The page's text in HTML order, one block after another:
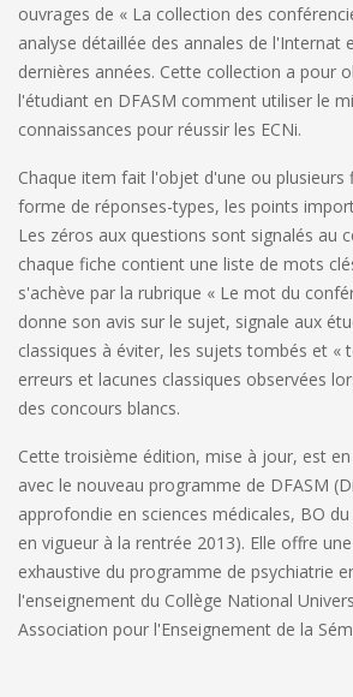
ouvrages de « La collection des
analyse détaillée des annales de l'Internat
dernières années. Cette collection a pour
l'étudiant en DFASM comment utiliser le
connaissances pour réussir les ECNi.
Chaque item fait l'objet d'une ou plusieurs
forme de réponses-types, les points
Les zéros aux questions sont signalés au
chaque fiche contient une liste de mots
s'achève par la rubrique « Le mot du
donne son avis sur le sujet, signale aux
classiques à éviter, les sujets tombés et «
erreurs et lacunes classiques observées
des concours blancs.
Cette troisième édition, mise à jour, est
avec le nouveau programme de DFASM
approfondie en sciences médicales, BO
en vigueur à la rentrée 2013). Elle offre
exhaustive du programme de psychiatrie
l'enseignement du Collège National
Association pour l'Enseignement de la